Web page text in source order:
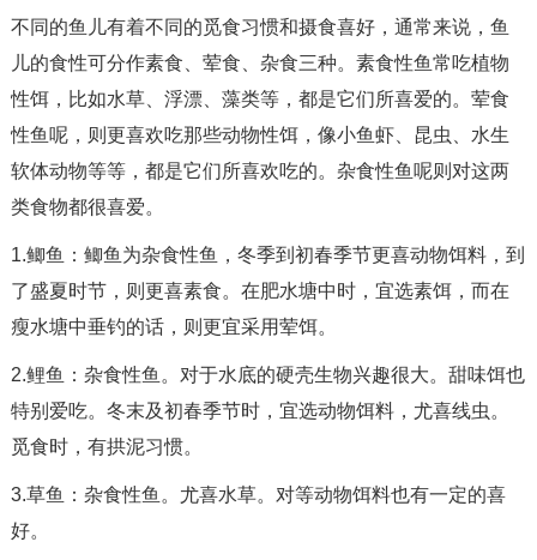
不同的鱼儿有着不同的觅食习惯和摄食喜好，通常来说，鱼
儿的食性可分作素食、荤食、杂食三种。素食性鱼常吃植物
性饵，比如水草、浮漂、藻类等，都是它们所喜爱的。荤食
性鱼呢，则更喜欢吃那些动物性饵，像小鱼虾、昆虫、水生
软体动物等等，都是它们所喜欢吃的。杂食性鱼呢则对这两
类食物都很喜爱。
1.鲫鱼：鲫鱼为杂食性鱼，冬季到初春季节更喜动物饵料，到
了盛夏时节，则更喜素食。在肥水塘中时，宜选素饵，而在
瘦水塘中垂钓的话，则更宜采用荤饵。
2.鲤鱼：杂食性鱼。对于水底的硬壳生物兴趣很大。甜味饵也
特别爱吃。冬末及初春季节时，宜选动物饵料，尤喜线虫。
觅食时，有拱泥习惯。
3.草鱼：杂食性鱼。尤喜水草。对等动物饵料也有一定的喜
好。